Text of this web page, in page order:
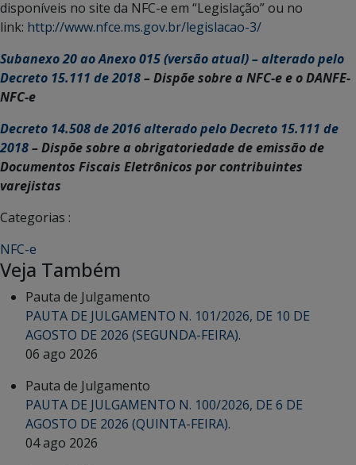
disponíveis no site da NFC-e em “Legislação” ou no
link: http://www.nfce.ms.gov.br/legislacao-3/
Subanexo 20 ao Anexo 015 (versão atual) – alterado pelo
Decreto 15.111 de 2018– Dispõe sobre a NFC-e e o DANFE-
NFC-e
Decreto 14.508 de 2016 alterado pelo Decreto 15.111 de
2018– Dispõe sobre a obrigatoriedade de emissão de
Documentos Fiscais Eletrônicos por contribuintes
varejistas
Categorias :
NFC-e
Veja Também
Pauta de Julgamento
PAUTA DE JULGAMENTO N. 101/2026, DE 10 DE
AGOSTO DE 2026 (SEGUNDA-FEIRA).
06 ago 2026
Pauta de Julgamento
PAUTA DE JULGAMENTO N. 100/2026, DE 6 DE
AGOSTO DE 2026 (QUINTA-FEIRA).
04 ago 2026